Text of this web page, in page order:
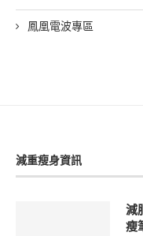
鳳凰電波專區
減重瘦身資訊
減
瘦